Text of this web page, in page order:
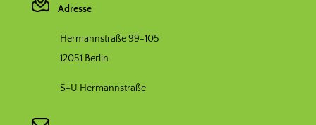
Adresse
Hermannstraße 99-105
12051 Berlin
S+U Hermannstraße